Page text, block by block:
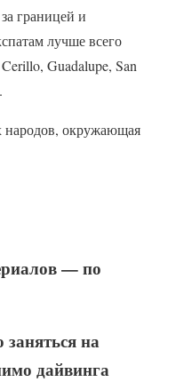
границей и
лучше всего
Guadalupe, San
народов, окружающая
— по
на
дайвинга